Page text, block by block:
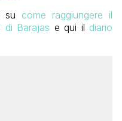
su come raggiungere il
di Barajas e qui il diario